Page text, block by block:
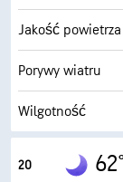
Widoczność
Pułap chmur
Jakość powietrza
Porywy wiatru
Wilgotność
Punkt rosy
20